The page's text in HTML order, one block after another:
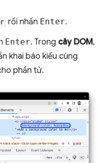
rồi nhấn Enter.
Enter. Trong cây DOM,
khai báo kiểu cùng
phần tử.